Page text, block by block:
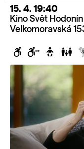
15. 4. 19:40
Kino Svět Hodonín
Velkomoravská